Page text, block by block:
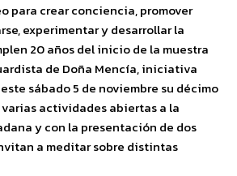
para crear conciencia, promover
experimentar y desarrollar la
20 años del inicio de la muestra
de Doña Mencía, iniciativa
sábado 5 de noviembre su décimo
actividades abiertas a la
y con la presentación de dos
a meditar sobre distintas